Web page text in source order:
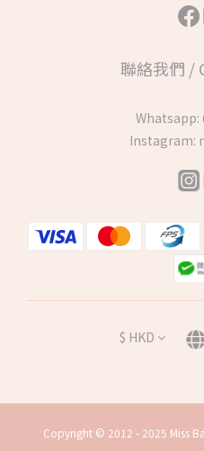
聯絡我們 /
Whatsapp:
Instagram:
$ HKD
Copyright © 2012 - 2025 Miss